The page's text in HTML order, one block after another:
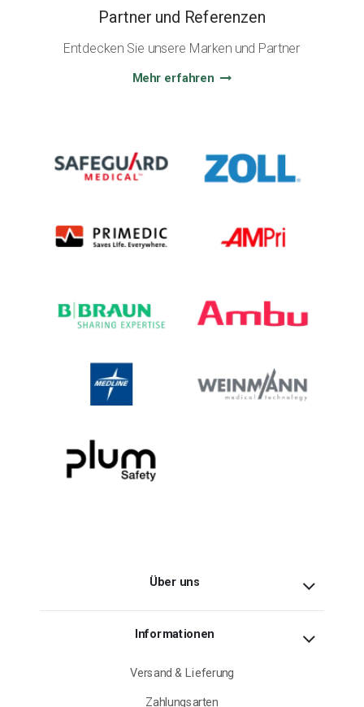
Partner und Referenzen
Entdecken Sie unsere Marken und Partner
Mehr erfahren
Über uns
Informationen
Versand & Lieferung
Zahlungsarten